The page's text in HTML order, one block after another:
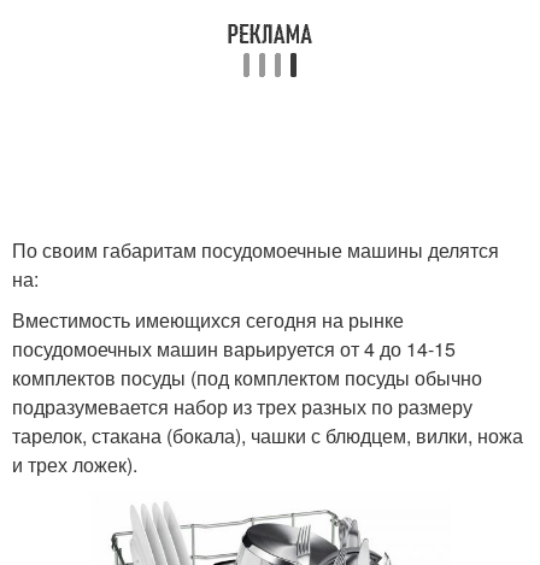
По своим габаритам посудомоечные машины делятся
на:
Вместимость имеющихся сегодня на рынке
посудомоечных машин варьируется от 4 до 14-15
комплектов посуды (под комплектом посуды обычно
подразумевается набор из трех разных по размеру
тарелок, стакана (бокала), чашки с блюдцем, вилки, ножа
и трех ложек).